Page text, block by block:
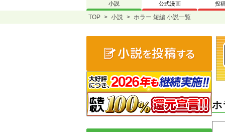
小説 公式漫画 投
TOP > 小説 > ホラー 短編 小説一覧
ホ